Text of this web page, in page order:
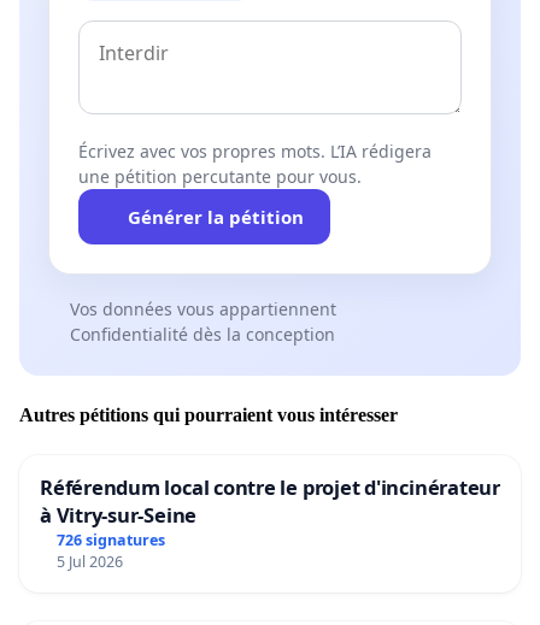
Écrivez avec vos propres mots. L’IA rédigera
une pétition percutante pour vous.
Générer la pétition
Vos données vous appartiennent
Confidentialité dès la conception
Autres pétitions qui pourraient vous intéresser
Référendum local contre le projet d'incinérateur
à Vitry-sur-Seine
726 signatures
5 Jul 2026